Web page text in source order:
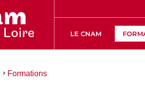
LE CNAM
Formations